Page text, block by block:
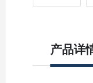
产品详